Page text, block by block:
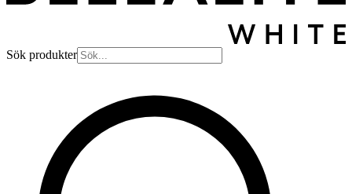
Sök produkter